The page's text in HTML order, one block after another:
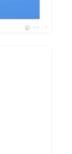
ポチップ